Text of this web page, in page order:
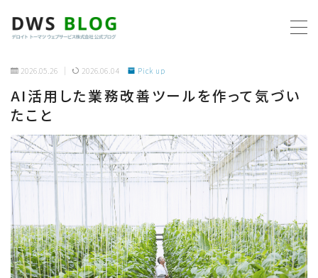
ホーム
AWS
プログラミング
リモートワーク
2026.05.26 2026.06.04 Pick up
AI活用した業務改善ツールを作って気づい
たこと